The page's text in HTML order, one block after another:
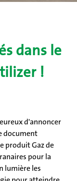
dans le
!
d'annoncer
document
produit Gaz de
pour la
lumière les